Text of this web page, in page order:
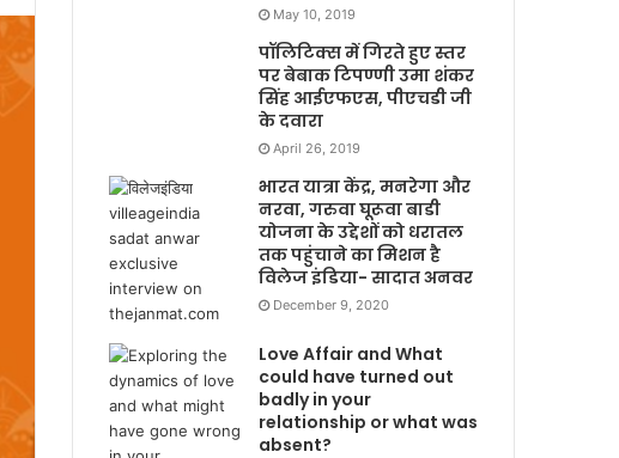
May 10, 2019
पॉलिटिक्स में गिरते हुए स्तर
पर बेबाक टिपण्णी उमा शंकर
सिंह आईएफएस, पीएचडी जी
के दवारा
April 26, 2019
भारत यात्रा केंद्र, मनरेगा और
नरवा, गरुवा घूरूवा बाडी
योजना के उद्देशों को धरातल
तक पहुंचाने का मिशन है
विलेज इंडिया- सादात अनवर
December 9, 2020
Love Affair and What
could have turned out
badly in your
relationship or what was
absent?